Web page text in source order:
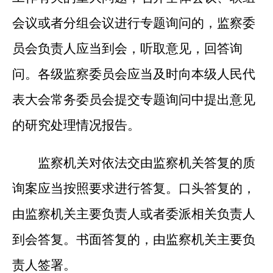
会议或者分组会议进行专题询问的，监察委
员会负责人应当到会，听取意见，回答询
问。各级监察委员会应当及时向本级人民代
表大会常务委员会提交专题询问中提出意见
的研究处理情况报告。
监察机关对依法交由监察机关答复的质
询案应当按照要求进行答复。口头答复的，
由监察机关主要负责人或者委派相关负责人
到会答复。书面答复的，由监察机关主要负
责人签署。